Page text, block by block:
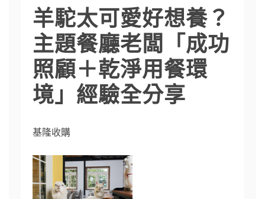
羊駝太可愛好想養？
主題餐廳老闆「成功
照顧＋乾淨用餐環
境」經驗全分享
基隆收購